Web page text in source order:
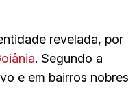
revelada, por
. Segundo a
e em bairros nobres